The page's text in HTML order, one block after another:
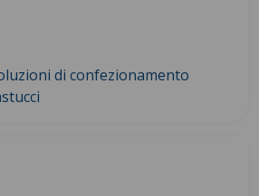
di confezionamento